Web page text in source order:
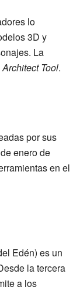
lo
3D y
La
Tool.
por sus
enero de
en el
Edén) es un
la tercera
a los